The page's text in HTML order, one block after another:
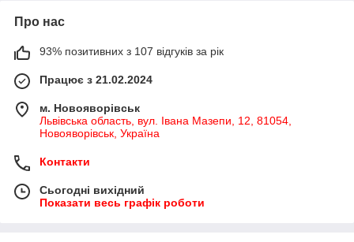
Про нас
93% позитивних з 107 відгуків за рік
Працює з 21.02.2024
м. Новояворівськ
Львівська область, вул. Івана Мазепи, 12, 81054,
Новояворівськ, Україна
Контакти
Сьогодні вихідний
Показати весь графік роботи